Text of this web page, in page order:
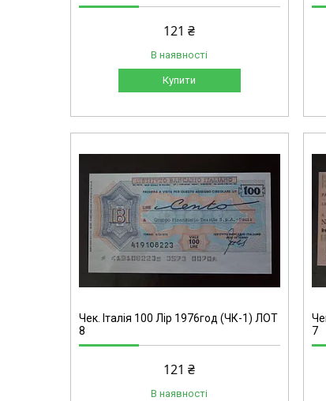
121 ₴
В наявності
Купити
Чек. Італія 100 Лір 1976год (ЧК-1) ЛОТ
8
121 ₴
В наявності
7